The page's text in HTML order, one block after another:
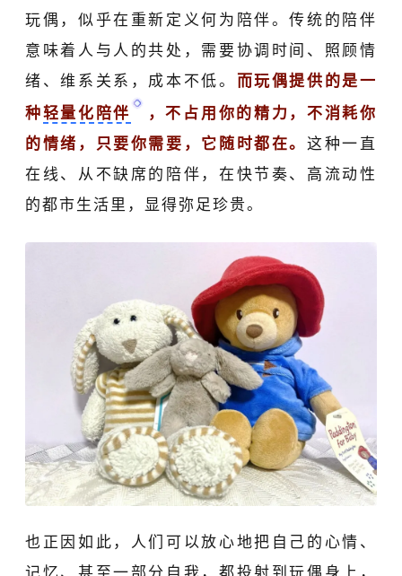
玩偶，似乎在重新定义何为陪伴。传统的陪伴
意味着人与人的共处，需要协调时间、照顾情
绪、维系关系，成本不低。 而玩偶提供的是一
种轻量化陪伴
，不占用你的精力，不消耗你
的情绪，只要你需要，它随时都在。这种一直
在线、从不缺席的陪伴，在快节奏、高流动性
的都市生活里，显得弥足珍贵。
也正因如此，人们可以放心地把自己的心情、